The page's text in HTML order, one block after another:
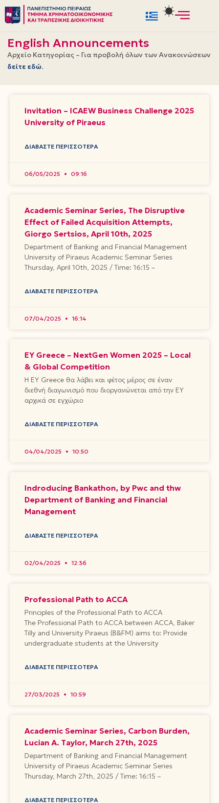
Μεταπηδήστε
στο
περιεχόμενο
English Announcements
Αρχείο Κατηγορίας – Για προβολή όλων των Ανακοινώσεων
δείτε εδώ.
Invitation – ICAEW Business Challenge 2025
University of Piraeus
ΔΙΑΒΆΣΤΕ ΠΕΡΙΣΣΌΤΕΡΑ
06/05/2025 09:16
Academic Seminar Series, The Disruptive
Effect of Failed Acquisition Attempts,
Giorgo Sertsios, April 10th, 2025
Department of Banking and Financial Management
University of Piraeus Academic Seminar Series
Thursday, April 10th, 2025 / Time: 16:15 –
ΔΙΑΒΆΣΤΕ ΠΕΡΙΣΣΌΤΕΡΑ
07/04/2025 16:14
EY Greece – NextGen Women 2025 – Local
& Global Competition
Η EY Greece θα λάβει και φέτος μέρος σε έναν
διεθνή διαγωνισμό που διοργανώνεται από την EY
αρχικά σε εγχώριο
ΔΙΑΒΆΣΤΕ ΠΕΡΙΣΣΌΤΕΡΑ
04/04/2025 10:50
Indroducing Bankathon, by Pwc and thw
Department of Banking and Financial
Management
ΔΙΑΒΆΣΤΕ ΠΕΡΙΣΣΌΤΕΡΑ
02/04/2025 12:36
Professional Path to ACCA
Principles of the Professional Path to ACCA
The Professional Path to ACCA between ACCA, Baker
Tilly and University Piraeus (B&FM) aims to: Provide
undergraduate students at the University
ΔΙΑΒΆΣΤΕ ΠΕΡΙΣΣΌΤΕΡΑ
27/03/2025 10:59
Academic Seminar Series, Carbon Burden,
Lucian A. Taylor, March 27th, 2025
Department of Banking and Financial Management
University of Piraeus Academic Seminar Series
Thursday, March 27th, 2025 / Time: 16:15 –
ΔΙΑΒΆΣΤΕ ΠΕΡΙΣΣΌΤΕΡΑ